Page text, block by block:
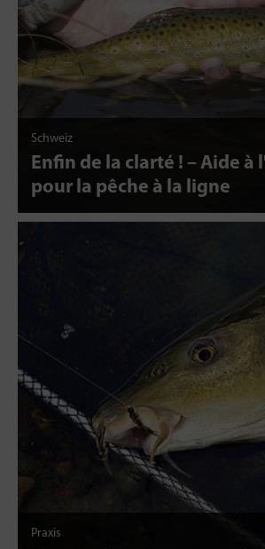
Schweiz
Enfin de la clarté ! – Aide à
pour la pêche à la ligne
Praxis